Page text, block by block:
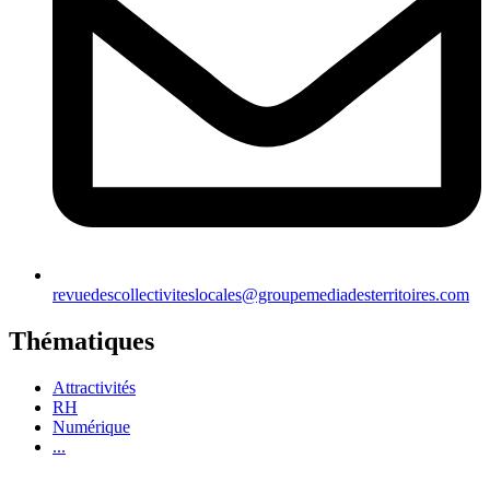
revuedescollectiviteslocales@groupemediadesterritoires.com
Thématiques
Attractivités
RH
Numérique
...